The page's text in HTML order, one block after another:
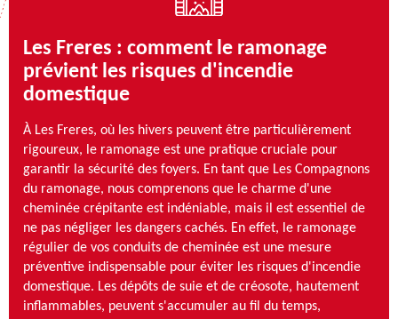
Les Freres : comment le ramonage
prévient les risques d'incendie
domestique
À Les Freres, où les hivers peuvent être particulièrement
rigoureux, le ramonage est une pratique cruciale pour
garantir la sécurité des foyers. En tant que Les Compagnons
du ramonage, nous comprenons que le charme d'une
cheminée crépitante est indéniable, mais il est essentiel de
ne pas négliger les dangers cachés. En effet, le ramonage
régulier de vos conduits de cheminée est une mesure
préventive indispensable pour éviter les risques d'incendie
domestique. Les dépôts de suie et de créosote, hautement
inflammables, peuvent s'accumuler au fil du temps,